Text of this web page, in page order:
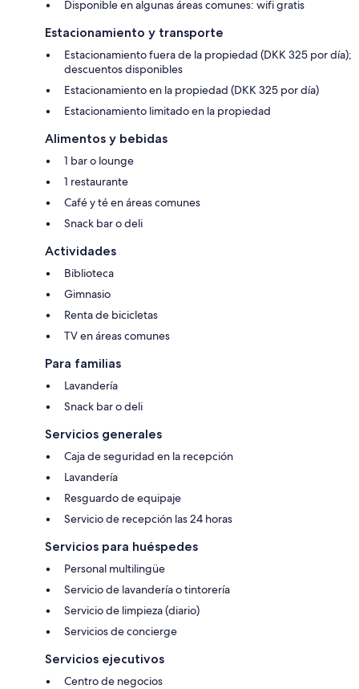
Disponible en algunas áreas comunes: wifi gratis
Estacionamiento y transporte
Estacionamiento fuera de la propiedad (DKK 325 por día);
descuentos disponibles
Estacionamiento en la propiedad (DKK 325 por día)
Estacionamiento limitado en la propiedad
Alimentos y bebidas
1 bar o lounge
1 restaurante
Café y té en áreas comunes
Snack bar o deli
Actividades
Biblioteca
Gimnasio
Renta de bicicletas
TV en áreas comunes
Para familias
Lavandería
Snack bar o deli
Servicios generales
Caja de seguridad en la recepción
Lavandería
Resguardo de equipaje
Servicio de recepción las 24 horas
Servicios para huéspedes
Personal multilingüe
Servicio de lavandería o tintorería
Servicio de limpieza (diario)
Servicios de concierge
Servicios ejecutivos
Centro de negocios